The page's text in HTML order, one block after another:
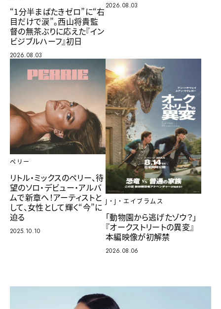
“1分半まばたきゼロ”に“右
目だけで涙”。西山将貴監
督の無茶ぶりに応えた『イン
ビジブルハーフ』初日
2026.08.03
2026.08.03
ペリー
リトル・ミックスのペリー、待
望のソロ・デビュー・アルバ
ムで新章へ！アーティストと
して、女性として輝く“今”に
迫る
2025.10.10
J・J・エイブラムス
「動物園から逃げたゾウ？」
『オークストリートの異変』
本編映像が初解禁
2026.08.06